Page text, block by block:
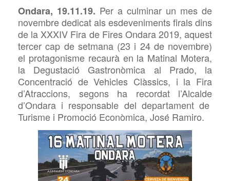
Ondara, 19.11.19. Per a culminar un mes de
novembre dedicat als esdeveniments firals dins
de la XXXIV Fira de Fires Ondara 2019, aquest
tercer cap de setmana (23 i 24de novembre)
el protagonisme recaurà en la Matinal Motera,
la Degustació Gastronòmica al Prado, la
Concentració de Vehicles Clàssics, i la Fira
d’Atraccions, segons ha recordatl’Alcalde
d’Ondara i responsable del departament de
Turisme i Promoció Econòmica, José Ramiro.